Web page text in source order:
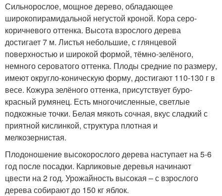
Сильнорослое, мощное дерево, обладающее
широкопирамидальной негустой кроной. Кора серо-
коричневого оттенка. Высота взрослого дерева
достигает 7 м. Листья небольшие, с глянцевой
поверхностью и широкой формой, тёмно-зелёного,
немного сероватого оттенка. Плоды средние по размеру,
имеют округло-коническую форму, достигают 110-130 г в
весе. Кожура зелёного оттенка, присутствует буро-
красный румянец. Есть многочисленные, светлые
подкожные точки. Белая мякоть сочная, вкус сладкий с
приятной кислинкой, структура плотная и
мелкозернистая.
Плодоношение высокорослого дерева наступает на 5-6
год после посадки. Карликовые деревья начинают
цвести на 2 год. Урожайность высокая – с взрослого
дерева собирают до 150 кг яблок.